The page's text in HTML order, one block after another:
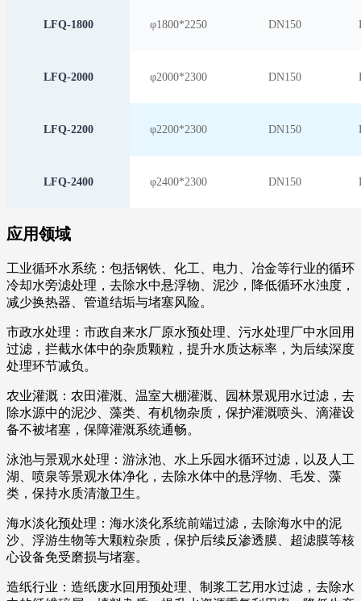
LFQ-1800 φ1800*2250 DN150
LFQ-2000 φ2000*2300 DN150
LFQ-2200 φ2200*2300 DN150
LFQ-2400 φ2400*2300 DN150
应用领域
工业循环水系统：包括钢铁、化工、电力、冶金等行业的循环
冷却水旁滤处理，去除水中悬浮物、泥沙，降低循环水浊度，
减少换热器、管道结垢与堵塞风险。
市政水处理：市政自来水厂原水预处理、污水处理厂中水回用
过滤，拦截水体中的杂质颗粒，提升水质达标率，为后续深度
处理环节减负。
农业灌溉：农田灌溉、温室大棚灌溉、园林景观用水过滤，去
除水源中的泥沙、藻类、有机物杂质，保护灌溉喷头、滴灌设
备不被堵塞，保障灌溉系统通畅。
泳池与景观水处理：游泳池、水上乐园水循环过滤，以及人工
湖、喷泉等景观水体净化，去除水体中的悬浮物、毛发、藻
类，保持水质清澈卫生。
海水淡化预处理：海水淡化系统前端过滤，去除海水中的泥
沙、浮游生物等大颗粒杂质，保护后续反渗透膜、超滤膜等核
心设备免受磨损与堵塞。
造纸行业：造纸废水回用预处理、制浆工艺用水过滤，去除水